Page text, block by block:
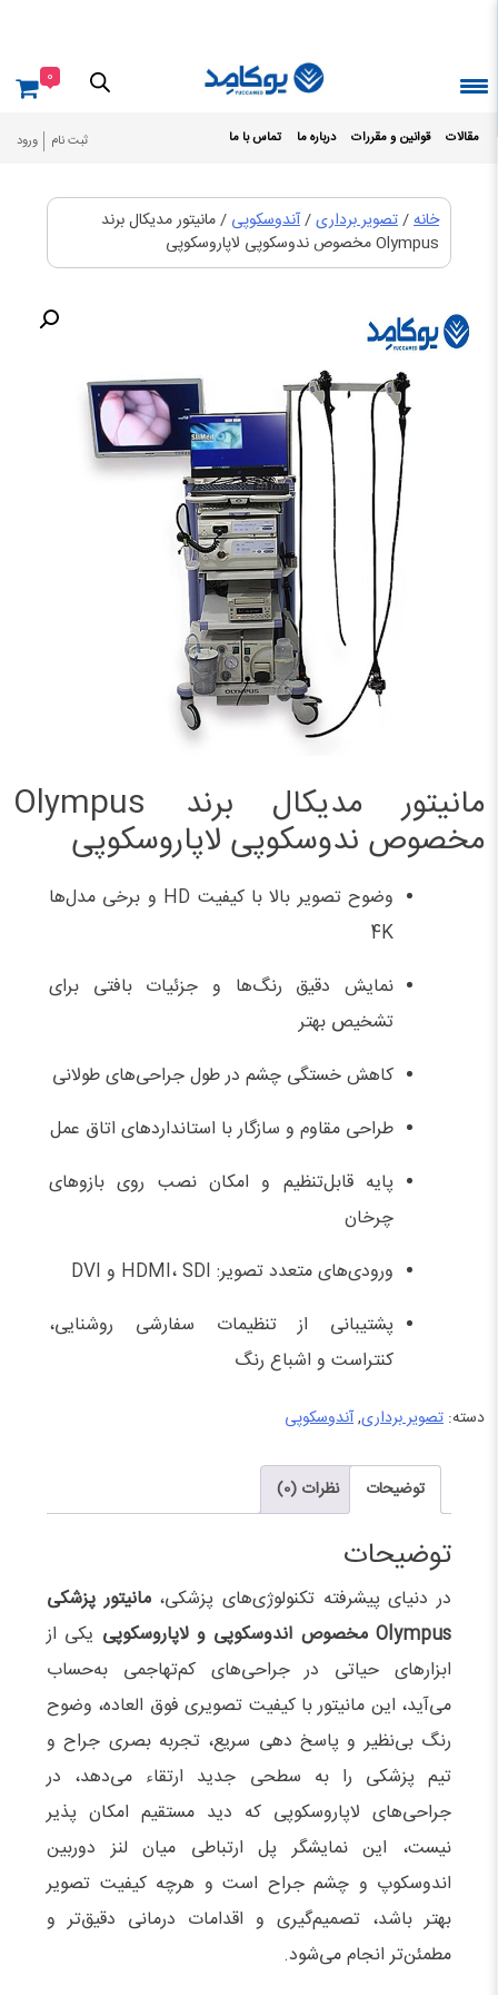
مقالات قوانین و مقررات درباره ما تماس با ما ثبت نام ورود
0
خانه/تصویر برداری/آندوسکوپی / مانیتور مدیکال برند
Olympus مخصوص ندوسکوپی لاپاروسکوپی
مانیتور مدیکال برند Olympus
مخصوص ندوسکوپی لاپاروسکوپی
وضوح تصویر بالا با کیفیت HD و برخی مدل‌ها
4K
نمایش دقیق رنگ‌ها و جزئیات بافتی برای
تشخیص بهتر
کاهش خستگی چشم در طول جراحی‌های طولانی
طراحی مقاوم و سازگار با استانداردهای اتاق عمل
پایه قابل‌تنظیم و امکان نصب روی بازوهای
چرخان
ورودی‌های متعدد تصویر: HDMI، SDI و DVI
پشتیبانی از تنظیمات سفارشی روشنایی،
کنتراست و اشباع رنگ
دسته: تصویر برداری,آندوسکوپی
توضیحات نظرات (0)
توضیحات
در دنیای پیشرفته تکنولوژی‌های پزشکی،مانیتور پزشکی
Olympus مخصوص اندوسکوپی و لاپاروسکوپی
یکی از
ابزارهای حیاتی در جراحی‌های کم‌تهاجمی به‌حساب
می‌آید، این مانیتور با کیفیت تصویری فوق‌ العاده، وضوح
رنگ بی‌نظیر و پاسخ‌ دهی سریع، تجربه بصری جراح و
تیم پزشکی را به سطحی جدید ارتقاء می‌دهد، در
جراحی‌های لاپاروسکوپی که دید مستقیم امکان‌ پذیر
نیست، این نمایشگر پل ارتباطی میان لنز دوربین
اندوسکوپ و چشم جراح است و هرچه کیفیت تصویر
بهتر باشد، تصمیم‌گیری و اقدامات درمانی دقیق‌تر و
مطمئن‌تر انجام می‌شود.